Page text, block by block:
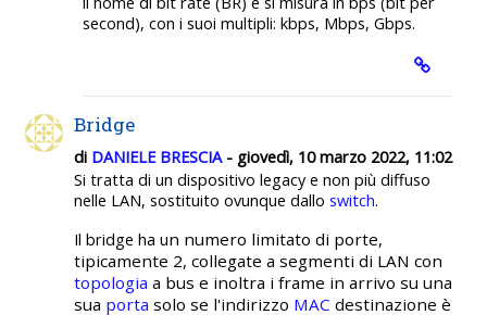
second), con i suoi multipli: kbps, Mbps, Gbps.
Bridge
di DANIELE BRESCIA- giovedì, 10 marzo 2022, 11:02
Si tratta di un dispositivo legacy e non più diffuso
nelle LAN, sostituito ovunque dallo switch.
Il bridge ha un numero limitato di porte,
tipicamente 2, collegate a segmenti di LAN con
topologia a bus e inoltra i frame in arrivo su una
sua porta solo se l'indirizzo MAC destinazione è